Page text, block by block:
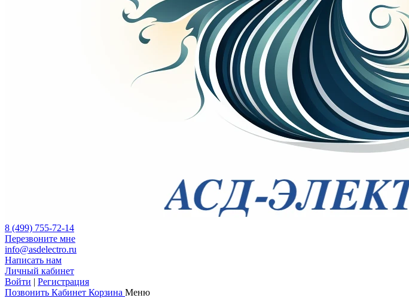
8 (499) 755-72-14
Перезвоните мне
info@asdelectro.ru
Написать нам
Личный кабинет
Войти | Регистрация
Позвонить Кабинет Корзина Меню